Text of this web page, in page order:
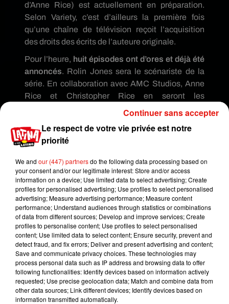
d’Anne Rice) est actuellement en préparation.
Selon Variety, c’est d’ailleurs la première fois
qu’une chaîne de télévision reçoit l’acquisition
des droits des écrits de l’auteure originale.
Pour l’heure, huit épisodes ont d’ores et déjà été
annoncés. Rolin Jones sera le scénariste de la
série. En collaboration avec AMC Studios, Anne
Rice et Christopher Rice en seront les
producteurs exécutifs. Toute cette équipe va
désormais partir à la recherche du casting parfait
pour incarner le trio de vampires. La série
Entretien avec un vampire
Le respect de votre vie privée est notre
priorité
We and our (447) partnersdo the following data processing based on
your consent and/or our legitimate interest: Store and/or access
information on a device; Use limited data to select advertising; Create
profiles for personalised advertising; Use profiles to select personalised
advertising; Measure advertising performance; Measure content
performance; Understand audiences through statistics or combinations
of data from different sources; Develop and improve services; Create
profiles to personalise content; Use profiles to select personalised
content; Use limited data to select content; Ensure security, prevent and
detect fraud, and fix errors; Deliver and present advertising and content;
Save and communicate privacy choices. These technologies may
process personal data such as IP address and browsing data to offer
following functionalities: Identify devices based on information actively
requested; Use precise geolocation data; Match and combine data from
other data sources; Link different devices; Identify devices based on
information transmitted automatically.
Continuer sans accepter